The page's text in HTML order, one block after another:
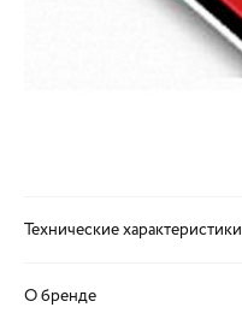
Технические характеристики
О бренде